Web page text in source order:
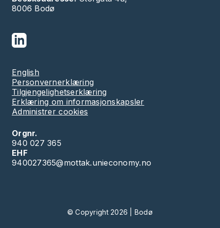
8006 Bodø
English
Personvernerklæring
Tilgjengelighetserklæring
Erklæring om informasjonskapsler
Administrer cookies
Orgnr.
940 027 365
EHF
940027365@mottak.unieconomy.no
© Copyright 2026 | Bodø